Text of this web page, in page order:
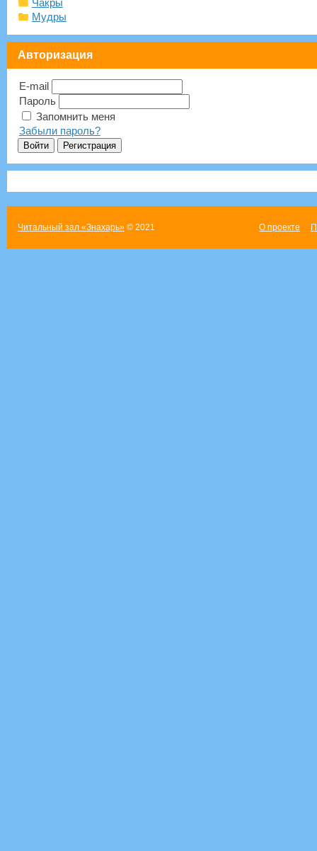
Чакры
Мудры
Авторизация
E-mail
Пароль
Запомнить меня
Забыли пароль?
Читальный зал «Знахарь»© 2021 О проекте